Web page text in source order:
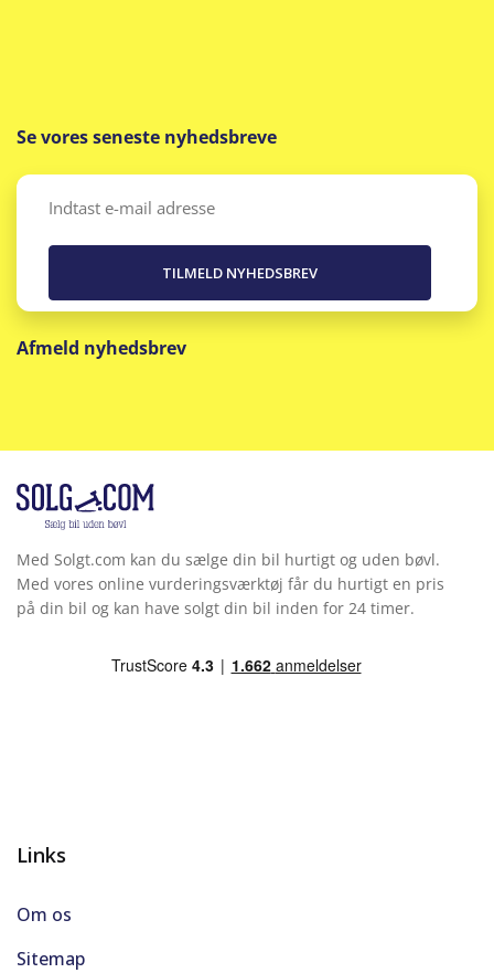
Se vores seneste nyhedsbreve
Email
Afmeld nyhedsbrev
Med Solgt.com kan du sælge din bil hurtigt og uden bøvl.
Med vores online vurderingsværktøj får du hurtigt en pris
på din bil og kan have solgt din bil inden for 24 timer.
Links
Om os
Sitemap